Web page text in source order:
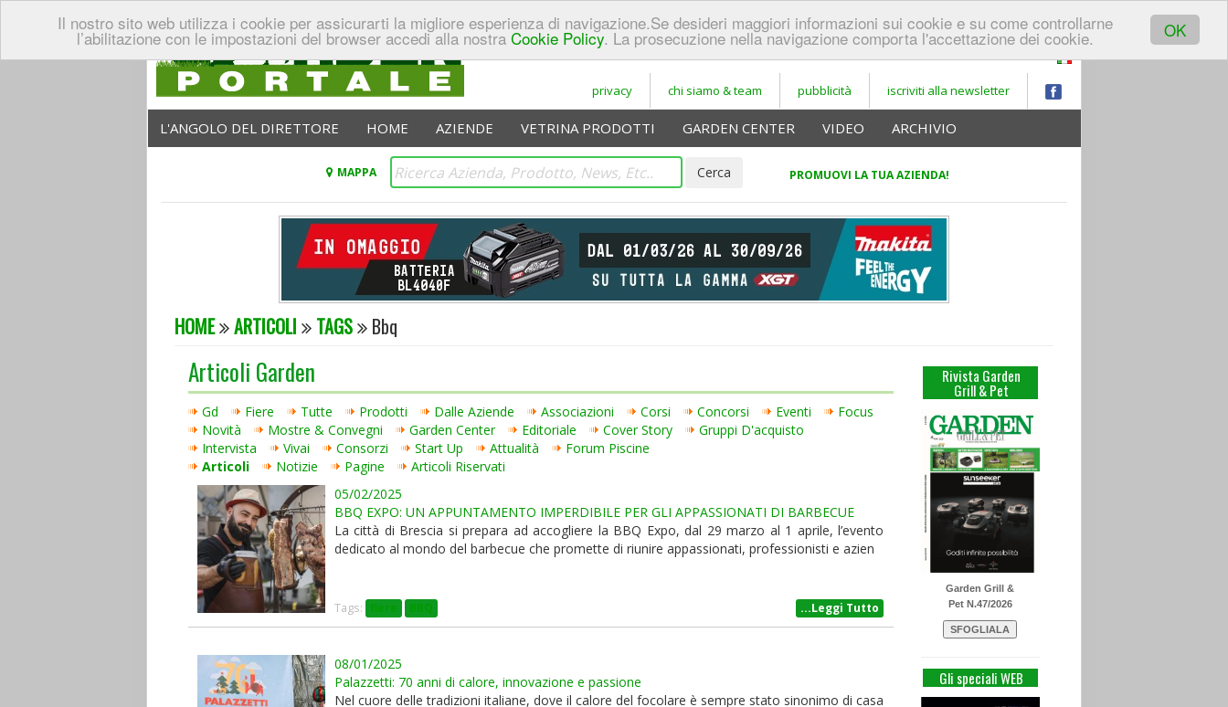
OK
Il nostro sito web utilizza i cookie per assicurarti la migliore esperienza di navigazione.Se desideri maggiori informazioni sui cookie e su come controllarne
l’abilitazione con le impostazioni del browser accedi alla nostra Cookie Policy. La prosecuzione nella navigazione comporta l'accettazione dei cookie.
GARDEN
PORTALE
LOGIN
privacy chi siamo & team pubblicità iscriviti alla newsletter
L'ANGOLO DEL DIRETTORE HOME AZIENDE VETRINA PRODOTTI GARDEN CENTER VIDEO ARCHIVIO
MAPPA PROMUOVI LA TUA AZIENDA!
HOME ARTICOLI TAGS Bbq
Articoli Garden
Gd Fiere Tutte Prodotti Dalle Aziende Associazioni Corsi Concorsi Eventi
Focus
Novità
Mostre & Convegni Garden Center Editoriale Cover Story
Gruppi D'acquisto
Intervista
Vivai Consorzi Start Up Attualità
Forum Piscine
Articoli
Notizie Pagine
Articoli Riservati
05/02/2025
BBQ EXPO: UN APPUNTAMENTO IMPERDIBILE PER GLI APPASSIONATI DI BARBECUE
La città di Brescia si prepara ad accogliere la BBQ Expo, dal 29 marzo al 1 aprile, l’evento
dedicato al mondo del barbecue che promette di riunire appassionati, professionisti e azien
Tags: fiere BBQ ...Leggi Tutto
08/01/2025
Palazzetti: 70 anni di calore, innovazione e passione
Nel cuore delle tradizioni italiane, dove il calore del focolare è sempre stato sinonimo di casa
Rivista Garden
Grill & Pet
Garden Grill &
Pet N.47/2026
Gli speciali WEB